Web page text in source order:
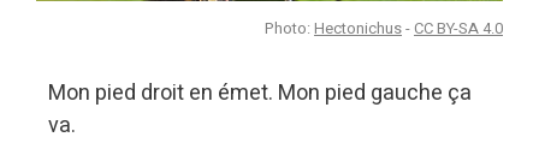
Photo: Hectonichus- CC BY-SA 4.0
Mon pied droit en émet. Mon pied gauche ça
va.